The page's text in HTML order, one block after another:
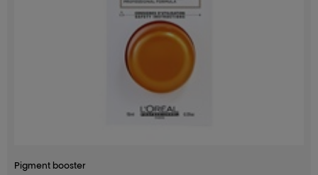
Pigment booster